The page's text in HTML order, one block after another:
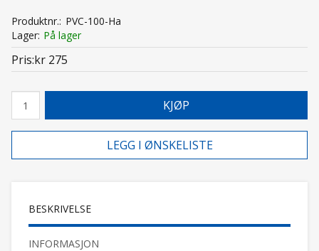
Produktnr. PVC-100-Ha
Lager På lager
Pris kr 275
KJØP
LEGG I ØNSKELISTE
BESKRIVELSE
INFORMASJON